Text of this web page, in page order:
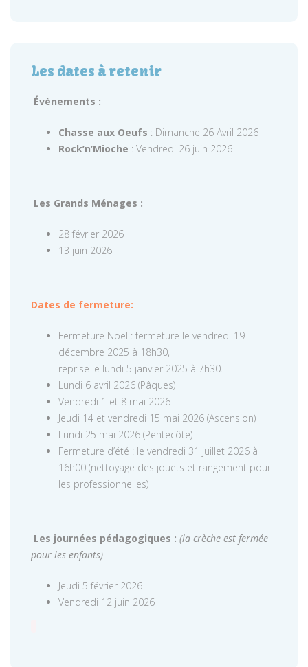
Les dates à retenir
Évènements :
Chasse aux Oeufs : Dimanche 26 Avril 2026
Rock’n’Mioche : Vendredi 26 juin 2026
Les Grands Ménages :
28 février 2026
13 juin 2026
Dates de fermeture:
Fermeture Noël : fermeture le vendredi 19
décembre 2025 à 18h30,
reprise le lundi 5 janvier 2025 à 7h30.
Lundi 6 avril 2026 (Pâques)
Vendredi 1 et 8 mai 2026
Jeudi 14 et vendredi 15 mai 2026 (Ascension)
Lundi 25 mai 2026 (Pentecôte)
Fermeture d’été : le vendredi 31 juillet 2026 à
16h00 (nettoyage des jouets et rangement pour
les professionnelles)
Les journées pédagogiques : (la crèche est fermée
pour les enfants)
Jeudi 5 février 2026
Vendredi 12 juin 2026